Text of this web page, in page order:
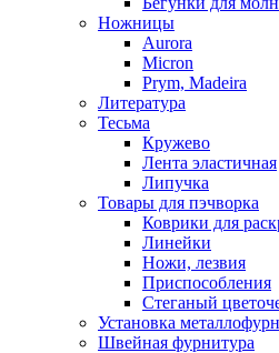
Ножницы
Aurora
Micron
Prym, Madeira
Литература
Тесьма
Кружево
Лента эластичная
Липучка
Товары для пэчворка
Коврики для
Линейки
Ножи, лезвия
Приспособления
Стеганый
Установка
Швейная фурнитура